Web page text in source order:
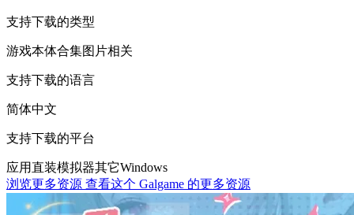
支持下载的类型
游戏本体合集图片相关
支持下载的语言
简体中文
支持下载的平台
应用直装模拟器其它Windows
浏览更多资源 查看这个 Galgame 的更多资源